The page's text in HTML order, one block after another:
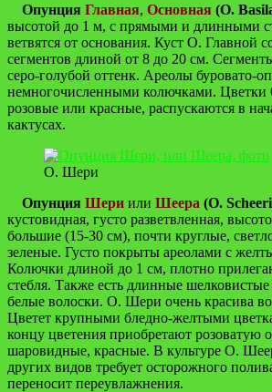
Опунция Главная, Основная (O.
высотой до 1 м, с прямыми и длинными
ветвятся от основания. Куст О. Главной
сегментов длиной от 8 до 20 см.
серо-голубой оттенк. Ареолы буровато-
немногочисленными колючками.
розовые или красные, распускаются в
кактусах.
О. Шери
Опунция Шери или Шеера (O.
кустовидная, густо разветвленная,
большие (15-30 см), почти круглые,
зеленые. Густо покрыты ареолами с
Колючки длиной до 1 см, плотно
стебля. Также есть длинные
белые волоски. О. Шери очень красива
Цветет крупными бледно-желтыми
концу цветения приобретают розоватую
шаровидные, красные. В культуре О.
других видов требует осторожного
переносит переувлажнения.